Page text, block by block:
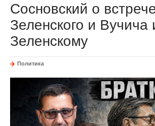
Сосновский о
Зеленского и Вучича
Зеленскому
Политика